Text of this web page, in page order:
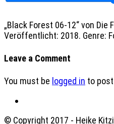
„Black Forest 06-12“ von Die
Veröffentlicht: 2018. Genre:
Leave a Comment
You must be logged in to
© Copyright 2017 - Heike